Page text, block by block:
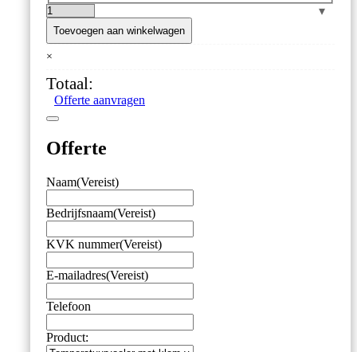
Temperatuurvoeler
met
klem
voor
en
DOT
aantal
Toevoegen aan winkelwagen
×
Totaal:
Offerte aanvragen
Offerte
Naam(Vereist)
Bedrijfsnaam(Vereist)
KVK nummer(Vereist)
E-mailadres(Vereist)
Telefoon
Product: